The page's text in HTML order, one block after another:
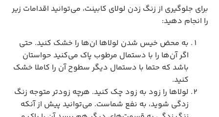
برای جلوگیری از زنگ زدن لولای کابینت، می‌توانید اقدامات زیر
را انجام دهید:
به محض خیس شدن لولاها ان‌ها را خشک کنید. حتی
اگر آن‌ها را با دستمال مرطوب پاک می‌کنید حواستان
باشد که حتما با دستمال دیگر سطوح آن را کاملا خشک
کنید.
لولاها را زود به زود چک کنید. هرچه زودتر متوجه زنگ
زدگی شوید، به نفع شماست. می‌توانید پیش از آنکه